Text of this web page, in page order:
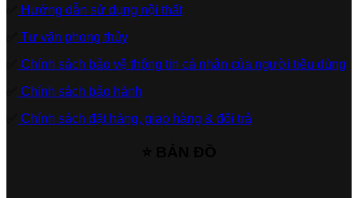
Hướng dẫn sử dụng nội thất
Tư vấn phong thủy
Chính sách bảo vệ thông tin cá nhân của người tiêu dùng
Chính sách bảo hành
Chính sách đặt hàng, giao hàng & đổi trả